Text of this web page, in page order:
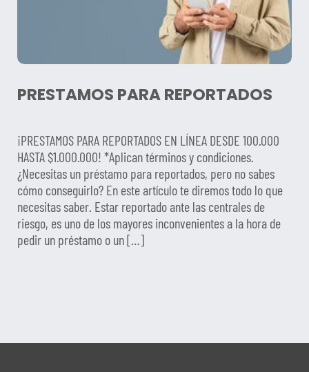
PRESTAMOS PARA REPORTADOS
¡PRESTAMOS PARA REPORTADOS EN LÍNEA DESDE 100.000
HASTA $1.000.000! *Aplican términos y condiciones.
¿Necesitas un préstamo para reportados, pero no sabes
cómo conseguirlo? En este artículo te diremos todo lo que
necesitas saber. Estar reportado ante las centrales de
riesgo, es uno de los mayores inconvenientes a la hora de
pedir un préstamo o un […]